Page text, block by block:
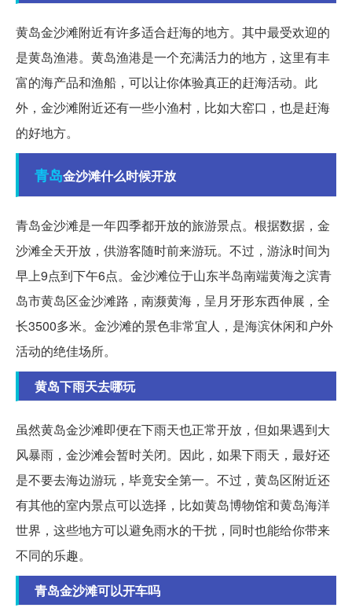
黄岛金沙滩附近有许多适合赶海的地方。其中最受欢迎的
是黄岛渔港。黄岛渔港是一个充满活力的地方，这里有丰
富的海产品和渔船，可以让你体验真正的赶海活动。此
外，金沙滩附近还有一些小渔村，比如大窑口，也是赶海
的好地方。
青岛金沙滩什么时候开放
青岛金沙滩是一年四季都开放的旅游景点。根据数据，金
沙滩全天开放，供游客随时前来游玩。不过，游泳时间为
早上9点到下午6点。金沙滩位于山东半岛南端黄海之滨青
岛市黄岛区金沙滩路，南濒黄海，呈月牙形东西伸展，全
长3500多米。金沙滩的景色非常宜人，是海滨休闲和户外
活动的绝佳场所。
黄岛下雨天去哪玩
虽然黄岛金沙滩即便在下雨天也正常开放，但如果遇到大
风暴雨，金沙滩会暂时关闭。因此，如果下雨天，最好还
是不要去海边游玩，毕竟安全第一。不过，黄岛区附近还
有其他的室内景点可以选择，比如黄岛博物馆和黄岛海洋
世界，这些地方可以避免雨水的干扰，同时也能给你带来
不同的乐趣。
青岛金沙滩可以开车吗